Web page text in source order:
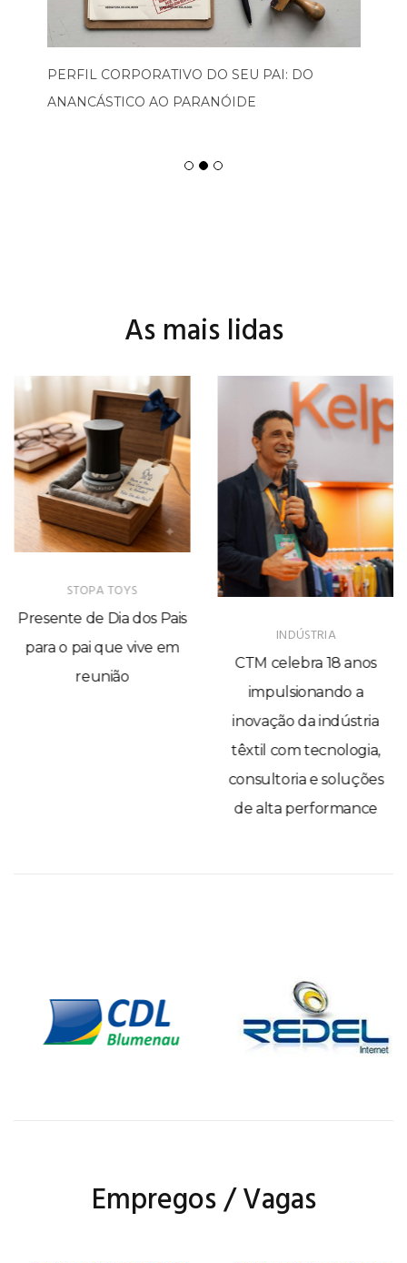
PERFIL CORPORATIVO DO SEU PAI: DO
ANANCÁSTICO AO PARANÓIDE
As mais lidas
STOPA TOYS
Presente de Dia dos Pais
para o pai que vive em
reunião
INDÚSTRIA
CTM celebra 18 anos
impulsionando a
inovação da indústria
têxtil com tecnologia,
consultoria e soluções
de alta performance
Empregos / Vagas